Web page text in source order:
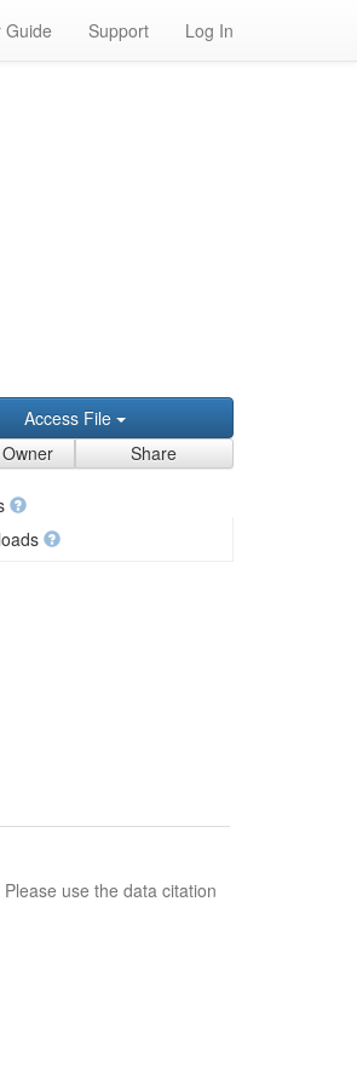
Guide Support Log In
Access File
Share
use the data citation